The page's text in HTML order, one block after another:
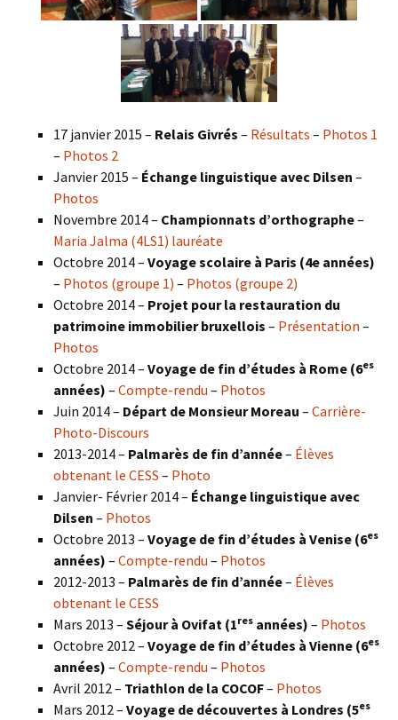
17 janvier 2015 – Relais Givrés – Résultats – Photos 1
– Photos 2
Janvier 2015 – Échange linguistique avec Dilsen –
Photos
Novembre 2014 – Championnats d’orthographe–
Maria Jalma (4LS1) lauréate
Octobre 2014 – Voyage scolaire à Paris (4e années)
– Photos (groupe 1) – Photos (groupe 2)
Octobre 2014 – Projet pour la restauration du
patrimoine immobilier bruxellois – Présentation –
Photos
Octobre 2014 – Voyage de fin d’études à Rome (6es
années) – Compte-rendu – Photos
Juin 2014 – Départ de Monsieur Moreau – Carrière-
Photo-Discours
2013-2014 – Palmarès de fin d’année– Élèves
obtenant le CESS – Photo
Janvier- Février 2014 – Échange linguistique avec
Dilsen – Photos
Octobre 2013 – Voyage de fin d’études à Venise (6es
années) – Compte-rendu – Photos
2012-2013 – Palmarès de fin d’année– Élèves
obtenant le CESS
Mars 2013 – Séjour à Ovifat (1res années) – Photos
Octobre 2012 – Voyage de fin d’études à Vienne (6es
années) – Compte-rendu – Photos
Avril 2012 – Triathlon de la COCOF– Photos
Mars 2012 – Voyage de découvertes à Londres (5es